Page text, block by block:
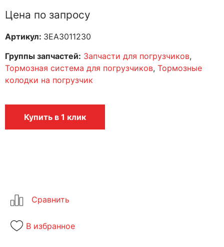
Цена по запросу
Артикул: 3EA3011230
Группы запчастей: Запчасти для погрузчиков,
Тормозная система для погрузчиков, Тормозные
колодки на погрузчик
Купить в 1 клик
В избранное